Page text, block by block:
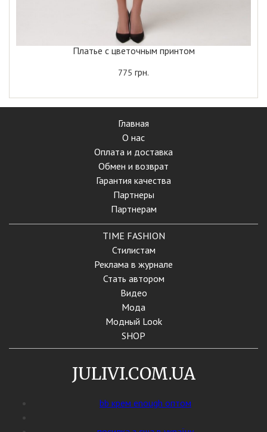
Платье с цветочным принтом
775 грн.
Главная
О нас
Оплата и доставка
Обмен и возврат
Гарантия качества
Партнеры
Партнерам
TIME FASHION
Стилистам
Реклама в журнале
Стать автором
Видео
Мода
Модный Look
SHOP
JULIVI.COM.UA
bb крем enough оптом